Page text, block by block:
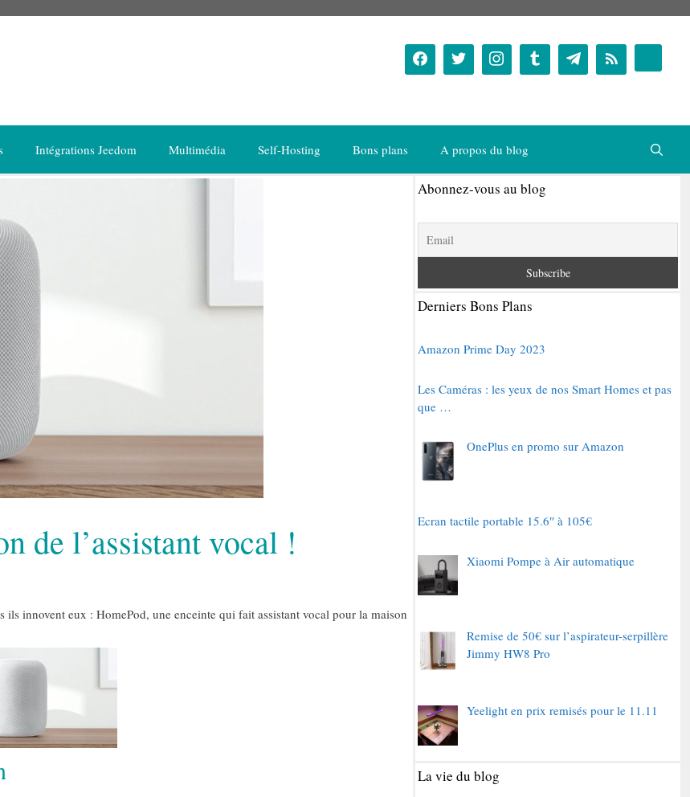
Intégrations Jeedom Multimédia Self-Hosting Bons plans A propos du blog
de l’assistant vocal !
innovent eux : HomePod, une enceinte qui fait assistant vocal pour la maison
Abonnez-vous au blog
Derniers Bons Plans
Amazon Prime Day 2023
Les Caméras : les yeux de nos Smart Homes et pas
que …
OnePlus en promo sur Amazon
Ecran tactile portable 15.6″ à 105€
Xiaomi Pompe à Air automatique
Remise de 50€ sur l’aspirateur-serpillère
Jimmy HW8 Pro
Yeelight en prix remisés pour le 11.11
La vie du blog